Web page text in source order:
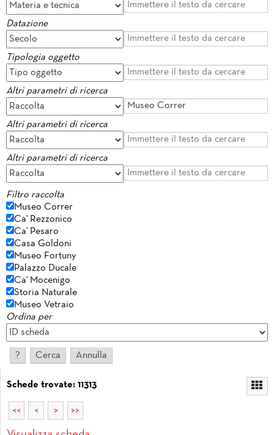
Datazione
Tipologia oggetto
Altri parametri di ricerca
Altri parametri di ricerca
Altri parametri di ricerca
Filtro raccolta
Museo Correr
Ca' Rezzonico
Ca' Pesaro
Casa Goldoni
Museo Fortuny
Palazzo Ducale
Ca' Mocenigo
Storia Naturale
Museo Vetraio
Ordina per
Schede trovate: 11313
<< < > >>